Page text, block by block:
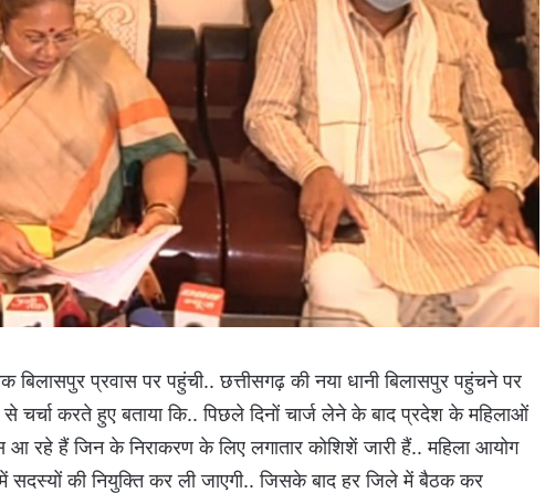
बिलासपुर प्रवास पर पहुंची.. छत्तीसगढ़ की नया धानी बिलासपुर पहुंचने पर
चर्चा करते हुए बताया कि.. पिछले दिनों चार्ज लेने के बाद प्रदेश के महिलाओं
हैं जिन के निराकरण के लिए लगातार कोशिशें जारी हैं.. महिला आयोग
में सदस्यों की नियुक्ति कर ली जाएगी.. जिसके बाद हर जिले में बैठक कर